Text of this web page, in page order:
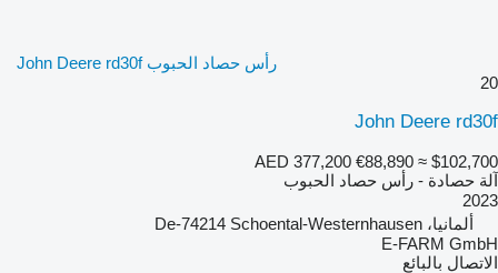
رأس حصاد الحبوب John Deere rd30f
20
John Deere rd30f
AED 377,200 €88,890 ≈ $102,700
آلة حصادة - رأس حصاد الحبوب
2023
ألمانيا، De-74214 Schoental-Westernhausen
E-FARM GmbH
الاتصال بالبائع